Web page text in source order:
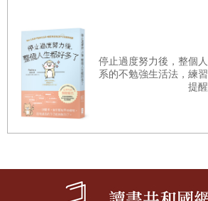
對話中獲得補充資訊。人類正是透過這
化，才建立起龐大的社會連結網絡。如
起源、約五百至七百萬年前就開始運作
心則是在語言出現後、約三萬至五萬年
統，兩者是互補關係。簡單來說，「讀
而在人際關係中遭遇困難的人，通常有
停止過度努力後，整個
系的不勉強生活法，練
提醒